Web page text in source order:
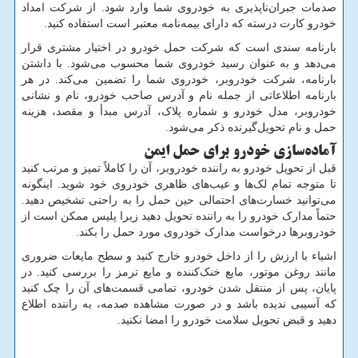
صدمات جبران‌ناپذیری به خودروی شما وارد شود. از شرکت‌ امداد
خودرو کارت درسته که دارای بیمه‌نامه معتبر است استفاده کنید.
بارنامه سندی است که شرکت حمل خودرو در اختیار مشتری قرار
می‌دهد و به عنوان رسید خودروی شما محسوب می‌شود. با داشتن
بارنامه، شرکت خودروبر، خودروی شما را تضمین می‌کند. در هر
بارنامه اطلاعاتی از جمله نام و آدرس صاحب خودرو، نام و نشانی
خودروبر، مدل خودرو و شماره پلاک، آدرس مبدأ و مقصد، هزینه
حمل و نام تحویل‌گیرنده ذکر می‌شود.
آماده‌سازی خودرو برای حمل ایمن
قبل از تحویل خودرو به راننده خودروبر، آن را کاملاً تمیز و مرتب کنید
تا متوجه تمام لک‌ها و عیب‌های ظاهری خودروی خود شوید. اینگونه
می‌توانید خسارت‌های احتمالی حین حمل را به راحتی تشخیص دهید.
حتماً مدارک خودرو را به راننده تحویل دهید زیرا پلیس ممکن است از
خودروبرها درخواست مدارک خودروی مورد حمل را بکند.
اشیاء با ارزش را از داخل خودرو خارج کنید و سطح مایعات ضروری
مانند روغن موتور، مایع خنک‌کننده و مایع ترمز را بررسی کنید. در
پایان، پس از منتقل شدن خودرو، تمامی قسمت‌های آن را چک کنید
که آسیبی ندیده باشد و در صورت مشاهده صدمه، به راننده اطلاع
دهید و قبض تحویل سلامت خودرو را امضا نکنید.